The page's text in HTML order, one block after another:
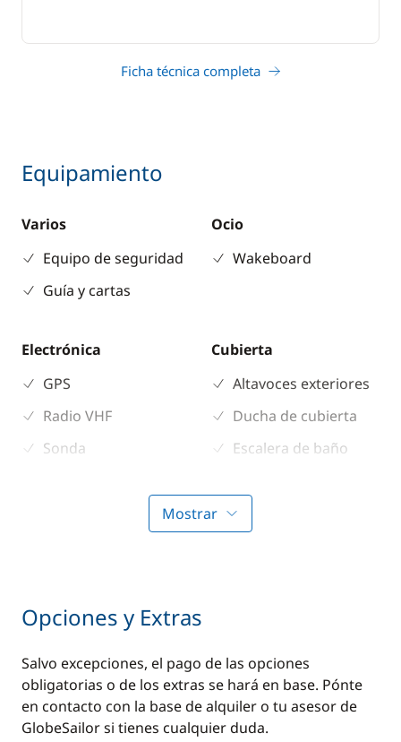
Ficha técnica completa
Equipamiento
Varios
Equipo de seguridad
Guía y cartas
Ocio
Wakeboard
Electrónica
GPS
Radio VHF
Sonda
Cubierta
Altavoces exteriores
Ducha de cubierta
Escalera de baño
Molinete eléctrico
ancla
Mostrar
Opciones y Extras
Salvo excepciones, el pago de las opciones
obligatorias o de los extras se hará en base. Pónte
en contacto con la base de alquiler o tu asesor de
GlobeSailor si tienes cualquier duda.